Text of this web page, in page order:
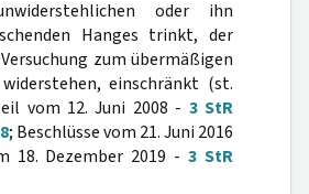
oder ihn
Hanges trinkt, der
zum übermäßigen
einschränkt (st.
vom 12. Juni 2008 - 3 StR
; Beschlüsse vom 21. Juni 2016
18. Dezember 2019 -3 StR